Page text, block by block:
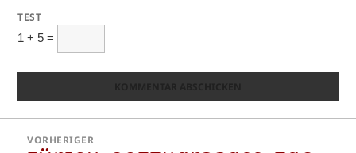
TEST
1 + 5 =
Beitragsnavigation
VORHERIGER